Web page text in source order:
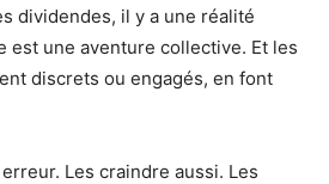
dividendes, il y a une réalité
est une aventure collective. Et les
discrets ou engagés, en font
Les craindre aussi. Les